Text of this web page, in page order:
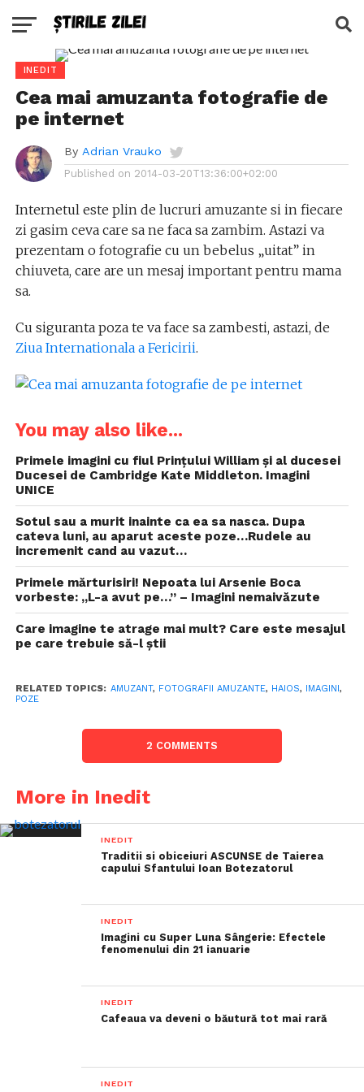
INEDIT
Cea mai amuzanta fotografie de
pe internet
By Adrian Vrauko
Published on 2014-03-20T13:36:00+02:00
Internetul este plin de lucruri amuzante si in fiecare
zi gasim ceva care sa ne faca sa zambim. Astazi va
prezentam o fotografie cu un bebelus „uitat” in
chiuveta, care are un mesaj important pentru mama
sa.
Cu siguranta poza te va face sa zambesti, astazi, de
Ziua Internationala a Fericirii.
You may also like...
Primele imagini cu fiul Prințului William și al ducesei
Ducesei de Cambridge Kate Middleton. Imagini
UNICE
Sotul sau a murit inainte ca ea sa nasca. Dupa
cateva luni, au aparut aceste poze…Rudele au
incremenit cand au vazut…
Primele mărturisiri! Nepoata lui Arsenie Boca
vorbeste: „L-a avut pe…” – Imagini nemaivăzute
Care imagine te atrage mai mult? Care este mesajul
pe care trebuie să-l știi
RELATED TOPICS: AMUZANT, FOTOGRAFII AMUZANTE, HAIOS, IMAGINI,
POZE
2 COMMENTS
More in Inedit
INEDIT
Traditii si obiceiuri ASCUNSE de Taierea
capului Sfantului Ioan Botezatorul
INEDIT
Imagini cu Super Luna Sângerie: Efectele
fenomenului din 21 ianuarie
INEDIT
Cafeaua va deveni o băutură tot mai rară
INEDIT